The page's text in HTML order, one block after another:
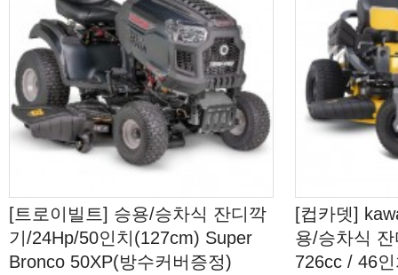
[트로이빌트] 승용/승차식 잔디깍
기/24Hp/50인치(127cm) Super
Bronco 50XP(방수커버증정)
[컵카뎃]
용/승차식
726cc / 46